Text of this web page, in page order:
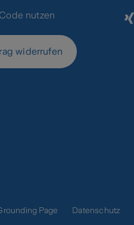
nutzen
widerrufen
Page Datenschutz